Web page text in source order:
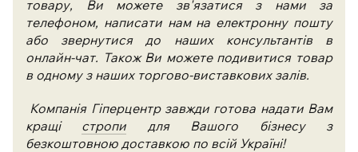
товару, Ви можете зв'язатися з нами за
телефоном, написати нам на електронну пошту
або звернутися до наших консультантів в
онлайн-чат. Також Ви можете подивитися товар
в одному з наших торгово-виставкових залів.
Компанія Гіперцентр завжди готова надати Вам
кращі стропи
для Вашого бізнесу з
безкоштовною доставкою по всій Україні!